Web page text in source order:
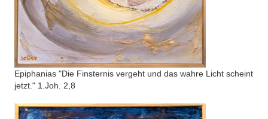
Epiphanias "Die Finsternis vergeht und das wahre Licht scheint
jetzt." 1.Joh. 2,8